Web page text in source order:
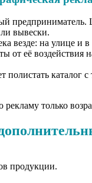
вывески.
на улице и
от её
только
продукции.